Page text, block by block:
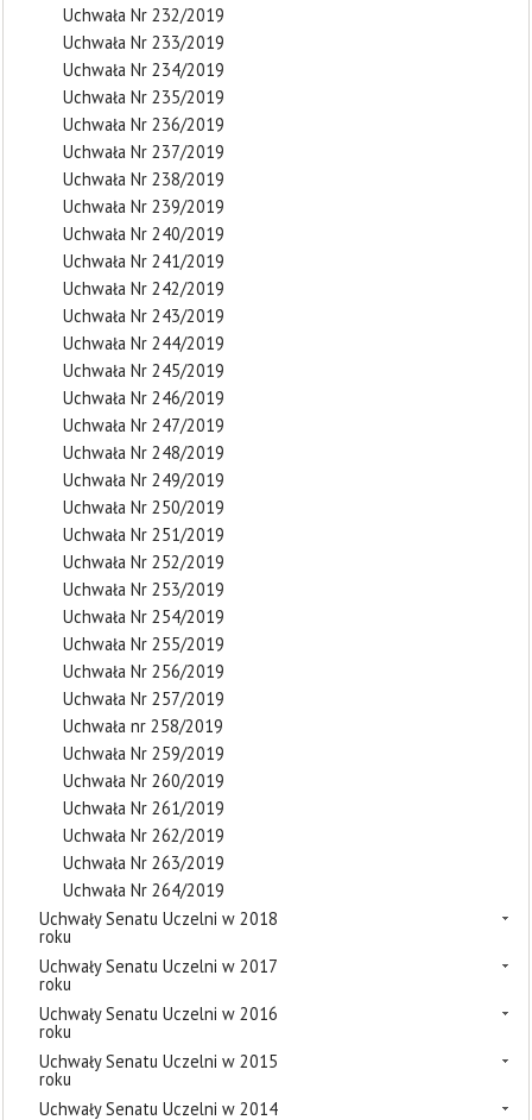
Uchwała Nr 232/2019
Uchwała Nr 233/2019
Uchwała Nr 234/2019
Uchwała Nr 235/2019
Uchwała Nr 236/2019
Uchwała Nr 237/2019
Uchwała Nr 238/2019
Uchwała Nr 239/2019
Uchwała Nr 240/2019
Uchwała Nr 241/2019
Uchwała Nr 242/2019
Uchwała Nr 243/2019
Uchwała Nr 244/2019
Uchwała Nr 245/2019
Uchwała Nr 246/2019
Uchwała Nr 247/2019
Uchwała Nr 248/2019
Uchwała Nr 249/2019
Uchwała Nr 250/2019
Uchwała Nr 251/2019
Uchwała Nr 252/2019
Uchwała Nr 253/2019
Uchwała Nr 254/2019
Uchwała Nr 255/2019
Uchwała Nr 256/2019
Uchwała Nr 257/2019
Uchwała nr 258/2019
Uchwała Nr 259/2019
Uchwała Nr 260/2019
Uchwała Nr 261/2019
Uchwała Nr 262/2019
Uchwała Nr 263/2019
Uchwała Nr 264/2019
Uchwały Senatu Uczelni w 2018
roku
Uchwały Senatu Uczelni w 2017
roku
Uchwały Senatu Uczelni w 2016
roku
Uchwały Senatu Uczelni w 2015
roku
Uchwały Senatu Uczelni w 2014